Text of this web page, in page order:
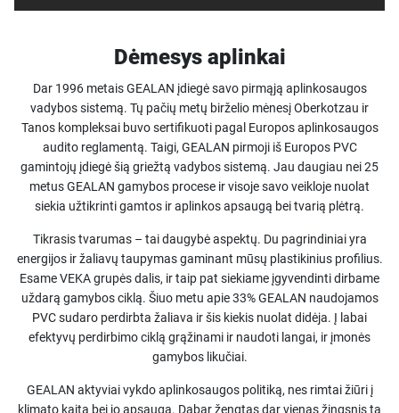
Dėmesys aplinkai
Dar 1996 metais GEALAN įdiegė savo pirmąją aplinkosaugos
vadybos sistemą. Tų pačių metų birželio mėnesį Oberkotzau ir
Tanos kompleksai buvo sertifikuoti pagal Europos aplinkosaugos
audito reglamentą. Taigi, GEALAN pirmoji iš Europos PVC
gamintojų įdiegė šią griežtą vadybos sistemą. Jau daugiau nei 25
metus GEALAN gamybos procese ir visoje savo veikloje nuolat
siekia užtikrinti gamtos ir aplinkos apsaugą bei tvarią plėtrą.
Tikrasis tvarumas – tai daugybė aspektų. Du pagrindiniai yra
energijos ir žaliavų taupymas gaminant mūsų plastikinius profilius.
Esame VEKA grupės dalis, ir taip pat siekiame įgyvendinti dirbame
uždarą gamybos ciklą. Šiuo metu apie 33% GEALAN naudojamos
PVC sudaro perdirbta žaliava ir šis kiekis nuolat didėja. Į labai
efektyvų perdirbimo ciklą grąžinami ir naudoti langai, ir įmonės
gamybos likučiai.
GEALAN aktyviai vykdo aplinkosaugos politiką, nes rimtai žiūri į
klimato kaitą bei jo apsaugą. Dabar žengtas dar vienas žingsnis ta